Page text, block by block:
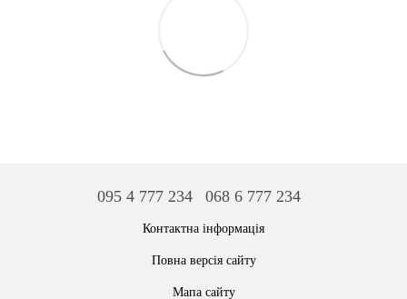
095 4 777 234 068 6 777 234
Контактна інформація
Повна версія сайту
Мапа сайту